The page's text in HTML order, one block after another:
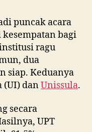
puncak acara
bagi
ragu
dua
siap. Keduanya
(UI) danUnissula.
secara
UPT